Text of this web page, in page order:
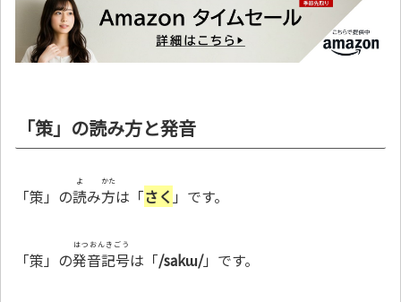
「策」の読み方と発音
「策」の読
よ
み方
かた
は「さく 」です。
「策」の発音記号
はつおんきごう
は「/sakɯ/」です。